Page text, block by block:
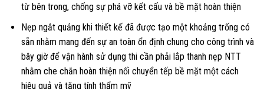
từ bên trong, chống sự phá vỡ kết cấu và bề mặt hoàn thiện
Nẹp ngắt quảng khi thiết kế đã được tạo một khoảng trống có
sẵn nhằm mang đến sự an toàn ổn định chung cho công trình và
bây giờ để vận hành sử dụng thi cần phải lắp thanh nẹp NTT
nhằm che chắn hoàn thiện nối chuyển tếp bề mặt một cách
hiệu quả và tăng tính thẩm mỹ